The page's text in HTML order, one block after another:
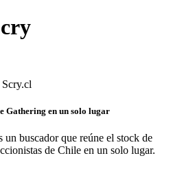
Gathering en un solo lugar
un buscador que reúne el stock de
de Chile en un solo lugar.